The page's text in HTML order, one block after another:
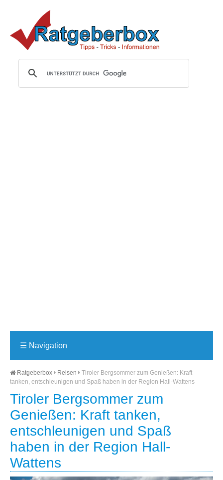
☰ Navigation
Ratgeberbox Reisen
Tiroler Bergsommer zum Genießen: Kraft
tanken, entschleunigen und Spaß haben in der Region Hall-Wattens
Tiroler Bergsommer zum
Genießen: Kraft tanken,
entschleunigen und Spaß
haben in der Region Hall-
Wattens